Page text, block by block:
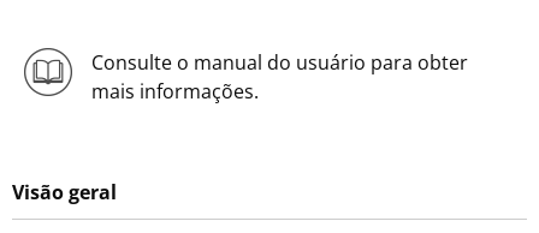
Consulte o manual do usuário para obter
mais informações.
Visão geral